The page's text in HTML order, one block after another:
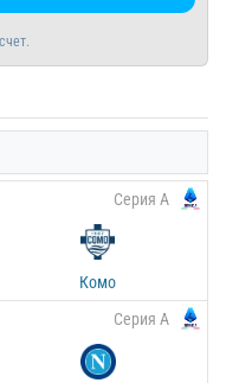
Серия А
Комо
Серия А